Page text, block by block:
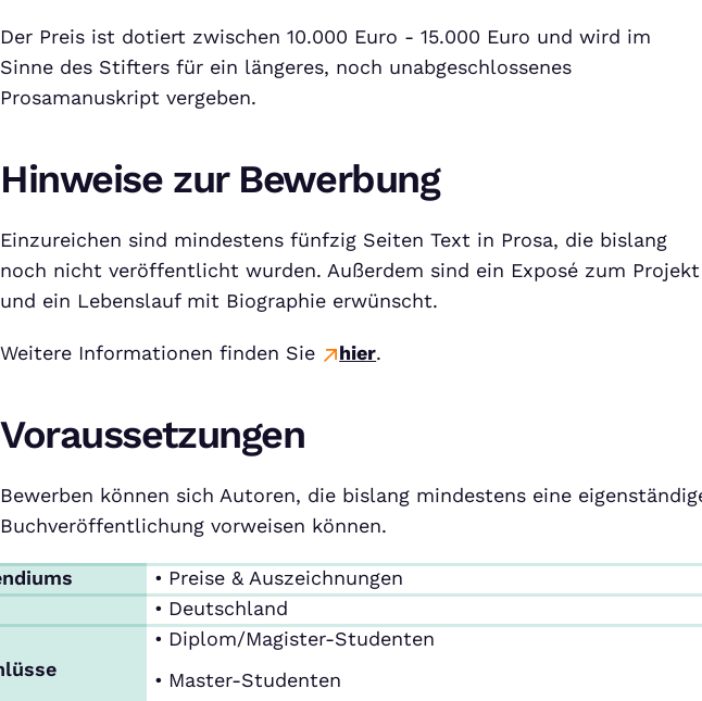
Der Preis ist dotiert zwischen 10.000 Euro - 15.000 Euro und wird im
Sinne des Stifters für ein längeres, noch unabgeschlossenes
Prosamanuskript vergeben.
Hinweise zur Bewerbung
Einzureichen sind mindestens fünfzig Seiten Text in Prosa, die bislang
noch nicht veröffentlicht wurden. Außerdem sind ein Exposé zum Projekt
und ein Lebenslauf mit Biographie erwünscht.
Weitere Informationen finden Sie hier.
Voraussetzungen
Bewerben können sich Autoren, die bislang mindestens eine
Buchveröffentlichung vorweisen können.
Preise & Auszeichnungen
Deutschland
Diplom/Magister-Studenten
Master-Studenten